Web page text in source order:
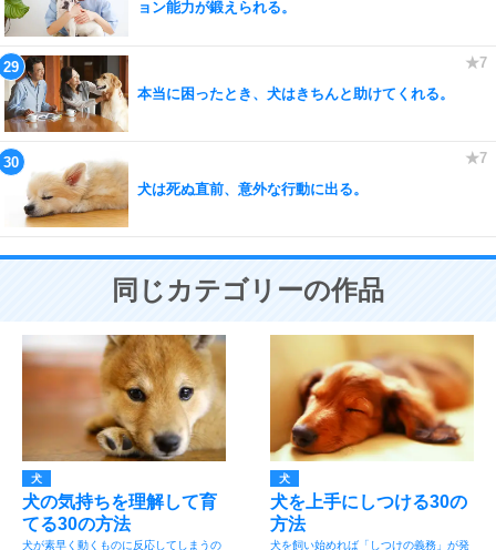
ョン能力が鍛えられる。
本当に困ったとき、犬はきちんと助けてくれる。
犬は死ぬ直前、意外な行動に出る。
同じカテゴリーの作品
犬
犬の気持ちを理解して育
てる30の方法
犬が素早く動くものに反応してしまうの
犬
犬を上手にしつける30の
方法
犬を飼い始めれば「しつけの義務」が発